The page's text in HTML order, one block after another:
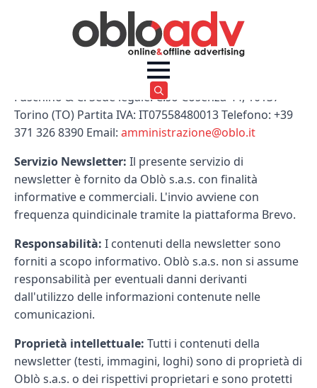
Search
for:
Titolare del trattamento:Oblò s.a.s. di Paolo
Fuschino & C. Sede legale: C.so Cosenza 44, 10137
Torino (TO) Partita IVA: IT07558480013 Telefono: +39
371 326 8390 Email: amministrazione@oblo.it
Servizio Newsletter: Il presente servizio di
newsletter è fornito da Oblò s.a.s. con finalità
informative e commerciali. L'invio avviene con
frequenza quindicinale tramite la piattaforma Brevo.
Responsabilità: I contenuti della newsletter sono
forniti a scopo informativo. Oblò s.a.s. non si assume
responsabilità per eventuali danni derivanti
dall'utilizzo delle informazioni contenute nelle
comunicazioni.
Proprietà intellettuale: Tutti i contenuti della
newsletter (testi, immagini, loghi) sono di proprietà di
Oblò s.a.s. o dei rispettivi proprietari e sono protetti